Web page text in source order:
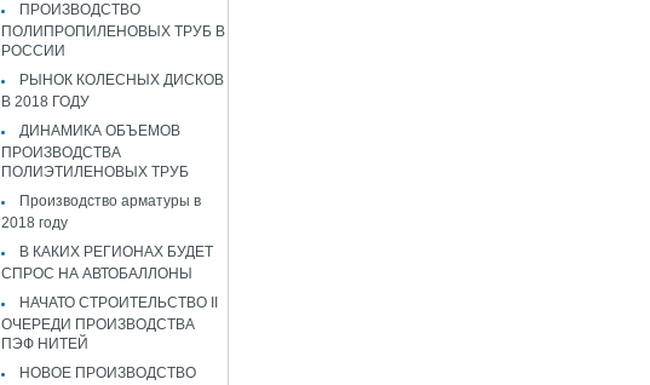
ПРОИЗВОДСТВО
ПОЛИПРОПИЛЕНОВЫХ ТРУБ В
РОССИИ
РЫНОК КОЛЕСНЫХ ДИСКОВ
В 2018 ГОДУ
ДИНАМИКА ОБЪЕМОВ
ПРОИЗВОДСТВА
ПОЛИЭТИЛЕНОВЫХ ТРУБ
Производство арматуры в
2018 году
В КАКИХ РЕГИОНАХ БУДЕТ
СПРОС НА АВТОБАЛЛОНЫ
НАЧАТО СТРОИТЕЛЬСТВО II
ОЧЕРЕДИ ПРОИЗВОДСТВА
ПЭФ НИТЕЙ
НОВОЕ ПРОИЗВОДСТВО